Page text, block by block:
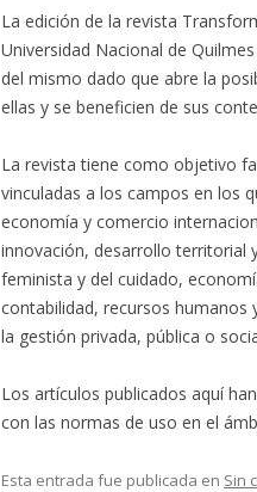
La edición de la revista
Universidad Nacional de
del mismo dado que abre la
ellas y se beneficien de sus
La revista tiene como objetivo
vinculadas a los campos en los
economía y comercio
innovación, desarrollo territorial
feminista y del cuidado,
contabilidad, recursos
la gestión privada, pública o
Los artículos publicados aquí
con las normas de uso en el
Esta entrada fue publicada en Sin